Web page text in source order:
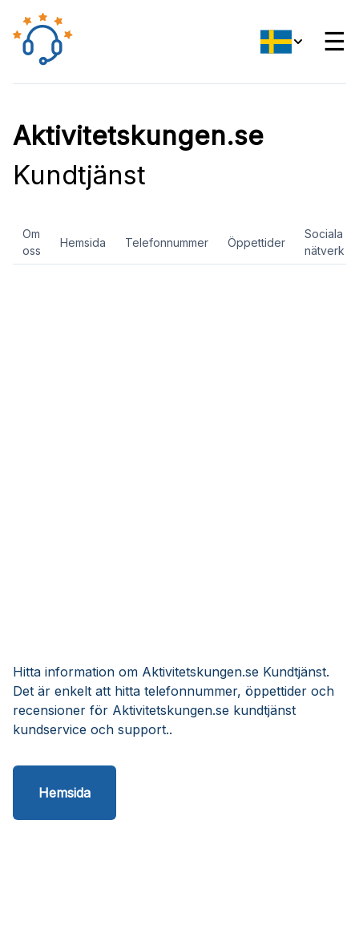
☰
Aktivitetskungen.se
Kundtjänst
Om
oss
Hemsida Telefonnummer Öppettider
Sociala
nätverk
Hitta information om Aktivitetskungen.se Kundtjänst.
Det är enkelt att hitta telefonnummer, öppettider och
recensioner för Aktivitetskungen.se kundtjänst
kundservice och support..
Hemsida